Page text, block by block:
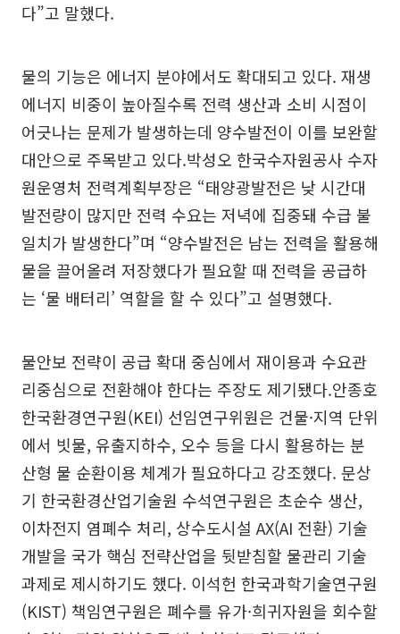
다”고 말했다.
물의 기능은 에너지 분야에서도 확대되고 있다. 재생
에너지 비중이 높아질수록 전력 생산과 소비 시점이
어긋나는 문제가 발생하는데 양수발전이 이를 보완할
대안으로 주목받고 있다.박성오 한국수자원공사 수자
원운영처 전력계획부장은 “태양광발전은 낮 시간대
발전량이 많지만 전력 수요는 저녁에 집중돼 수급 불
일치가 발생한다”며 “양수발전은 남는 전력을 활용해
물을 끌어올려 저장했다가 필요할 때 전력을 공급하
는 ‘물 배터리’ 역할을 할 수 있다”고 설명했다.
물안보 전략이 공급 확대 중심에서 재이용과 수요관
리중심으로 전환해야 한다는 주장도 제기됐다.안종호
한국환경연구원(KEI) 선임연구위원은 건물·지역 단위
에서 빗물, 유출지하수, 오수 등을 다시 활용하는 분
산형 물 순환이용 체계가 필요하다고 강조했다. 문상
기 한국환경산업기술원 수석연구원은 초순수 생산,
이차전지 염폐수 처리, 상수도시설 AX(AI 전환) 기술
개발을 국가 핵심 전략산업을 뒷받침할 물관리 기술
과제로 제시하기도 했다. 이석헌 한국과학기술연구원
(KIST) 책임연구원은 폐수를 유가·희귀자원을 회수할